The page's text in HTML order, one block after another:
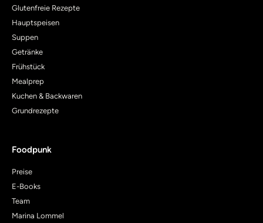
Glutenfreie Rezepte
Hauptspeisen
Suppen
Getränke
Frühstück
Mealprep
Kuchen & Backwaren
Grundrezepte
Foodpunk
Preise
E-Books
Team
Marina Lommel